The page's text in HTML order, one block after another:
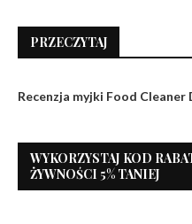
PRZECZYTAJ
Recenzja myjki Food Cleaner
WYKORZYSTAJ KOD
ŻYWNOŚCI 5% TANIEJ